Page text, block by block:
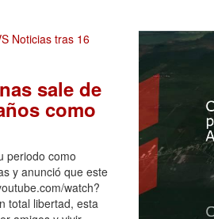
sale de
como
periodo como
y anunció que este
watch?
total libertad, esta